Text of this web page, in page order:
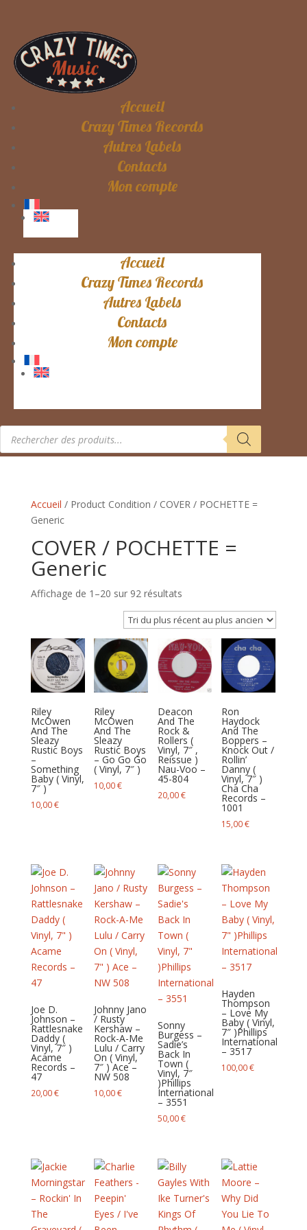
Accueil
Crazy Times Records
Autres Labels
Contacts
Mon compte
Accueil
Crazy Times Records
Autres Labels
Contacts
Mon compte
Recherche
produits
Accueil / Product Condition / COVER / POCHETTE =
Generic
COVER / POCHETTE =
Generic
Affichage de 1–20 sur 92 résultatsTrié
du
plus
récent
au
plus
ancien
Riley
McOwen
And The
Sleazy
Rustic Boys
–
Something
Baby ( Vinyl,
7″ )
10,00€
Riley
McOwen
And The
Sleazy
Rustic Boys
– Go Go Go
( Vinyl, 7″ )
10,00€
Deacon
And The
Rock &
Rollers (
Vinyl, 7″ ,
Reissue )
Nau-Voo –
45-804
20,00€
Ron
Haydock
And The
Boppers –
Knock Out /
Rollin’
Danny (
Vinyl, 7″ )
Cha Cha
Records –
1001
15,00€
Joe D.
Johnson –
Rattlesnake
Daddy (
Vinyl, 7″ )
Acame
Records –
47
20,00€
Johnny Jano
/ Rusty
Kershaw –
Rock-A-Me
Lulu / Carry
On ( Vinyl,
7″ ) Ace –
NW 508
10,00€
Sonny
Burgess –
Sadie’s
Back In
Town (
Vinyl, 7″
)Phillips
International
– 3551
50,00€
Hayden
Thompson
– Love My
Baby ( Vinyl,
7″ )Phillips
International
– 3517
100,00€